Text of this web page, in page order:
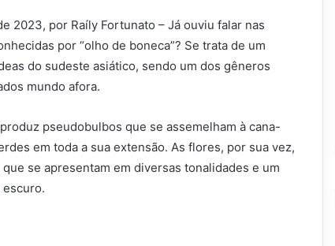
2023, por Raíly Fortunato – Já ouviu falar nas
por “olho de boneca”? Se trata de um
do sudeste asiático, sendo um dos gêneros
mundo afora.
pseudobulbos que se assemelham à cana-
em toda a sua extensão. As flores, por sua vez,
se apresentam em diversas tonalidades e um
escuro.